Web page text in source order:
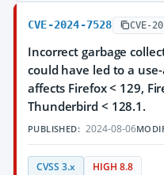
CVE-2024-7528 CVE-
Incorrect garbage
could have led to a
affects Firefox < 129,
Thunderbird < 128.1.
PUBLISHED: 2024-08-06
CVSS 3.x HIGH 8.8